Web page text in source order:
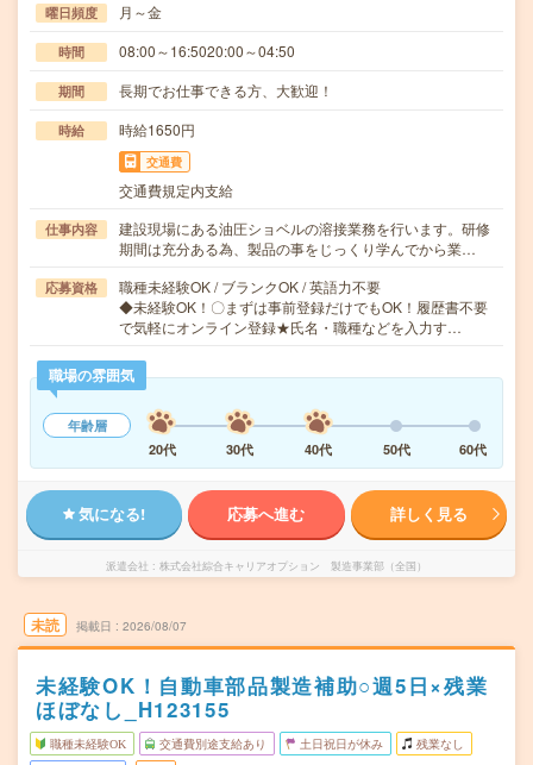
曜日頻度 月～金
時間 08:00～16:5020:00～04:50
期間 長期でお仕事できる方、大歓迎！
時給 時給1650円
交通費
交通費規定内支給
仕事内容
建設現場にある油圧ショベルの溶接業務を行います。研修
期間は充分ある為、製品の事をじっくり学んでから業…
応募資格
職種未経験OK / ブランクOK / 英語力不要
◆未経験OK！〇まずは事前登録だけでもOK！履歴書不要
で気軽にオンライン登録★氏名・職種などを入力す…
職場の雰囲気
年齢層
20代
30代 40代 50代 60代
気になる! 応募へ進む 詳しく見る
派遣会社 株式会社綜合キャリアオプション 製造事業部（全国）
未読 掲載日 2026/08/07
未経験OK！自動車部品製造補助○週5日×残業
ほぼなし_H123155
職種未経験OK 交通費別途支給あり 土日祝日が休み 残業なし